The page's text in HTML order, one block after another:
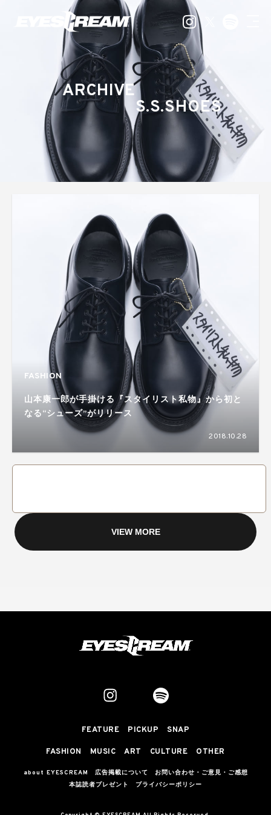
ARCHIVE
S.S.SHOES
FASHION
山本康一郎が手掛ける『スタイリスト私物』から初と
なる“シューズ”がリリース
2018.10.28
VIEW MORE
FEATURE PICKUP SNAP
FASHION MUSIC ART CULTURE OTHER
about EYESCREAM 広告掲載について
お問い合わせ・ご意見・ご感想
本誌読者プレゼント
プライバシーポリシー